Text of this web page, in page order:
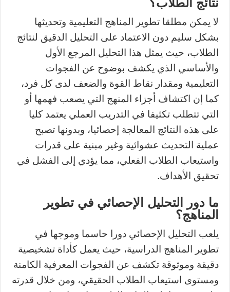
نتائج الطلاب؟
لا يمكن مطلقا تطوير المناهج التعليمية وتحديثها
بشكل سليم دون الاعتماد على التحليل الدقيق لنتائج
الطلاب، حيث يمثل هذا التحليل المرجع الأول
والأساسي الذي يكشف بوضوح عن الفجوات
التعليمية ومقدار نقاط القوة والضعف لدى كل فرد،
كما إن اكتشاف أجزاء المنهج التي يصعب فهمها أو
التي تتطلب تكثيفا في التدريب العملي يعتمد كليا
على هذه النتائج المعالجة إحصائيا، وبدونها تصبح
عملية التحديث عشوائية وغير مبنية على قدرات
واستيعاب الطلاب الفعلي، مما يؤدي إلى الفشل في
تحقيق الأهداف.
ما دور التحليل الإحصائي في تطوير
المناهج؟
يلعب التحليل الإحصائي دورا حاسما وموجها في
تطوير المناهج الدراسية، حيث يعمل كأداة تشخيصية
دقيقة وموثوقة تكشف عن الفجوات المعرفية الكامنة
ومستوى استيعاب الطلاب الحقيقي، ومن خلال قدرته